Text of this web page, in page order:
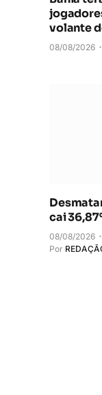
volante
08/08/2026
cai
08/08/2026
Por